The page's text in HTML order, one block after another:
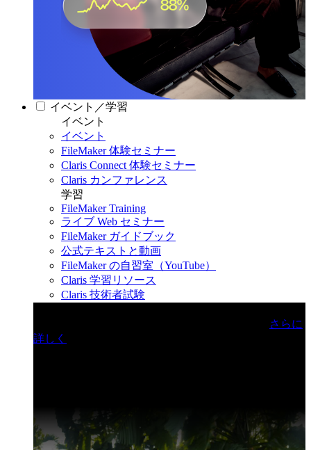
イベント／学習
イベント
イベント
FileMaker 体験セミナー
Claris Connect 体験セミナー
Claris カンファレンス
学習
FileMaker Training
ライブ Web セミナー
FileMaker ガイドブック
公式テキストと動画
FileMaker の自習室（YouTube）
Claris 学習リソース
Claris 技術者試験
さらに
詳しく